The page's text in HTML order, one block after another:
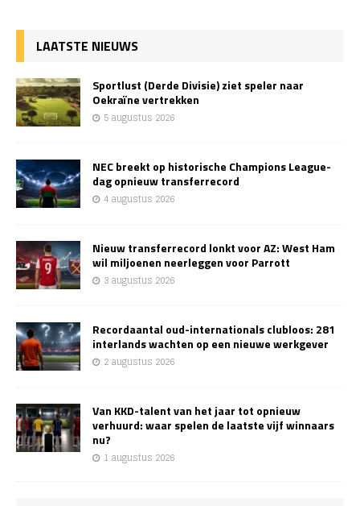
LAATSTE NIEUWS
Sportlust (Derde Divisie) ziet speler naar
Oekraïne vertrekken
5 augustus 2026
NEC breekt op historische Champions League-
dag opnieuw transferrecord
4 augustus 2026
Nieuw transferrecord lonkt voor AZ: West Ham
wil miljoenen neerleggen voor Parrott
3 augustus 2026
Recordaantal oud-internationals clubloos: 281
interlands wachten op een nieuwe werkgever
2 augustus 2026
Van KKD-talent van het jaar tot opnieuw
verhuurd: waar spelen de laatste vijf winnaars
nu?
1 augustus 2026